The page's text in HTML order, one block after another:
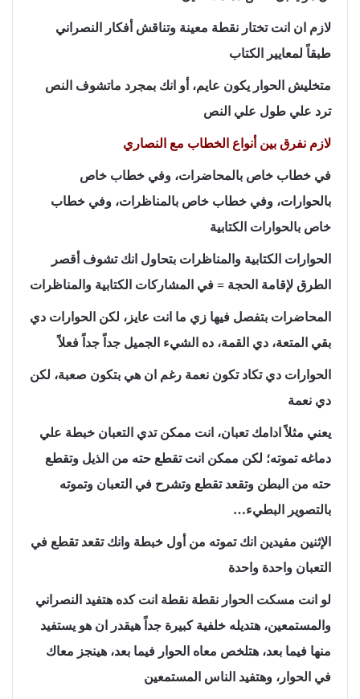
لازم ان انت تختار نقطة معينة وتناقش أفكار النصراني
طبقاً لمعايير الكتاب
متخليش الحوار يكون عايم، أو انك بمجرد ماتشوف النص
ترد علي طول علي النص
لازم نفرق بين أنواع الخطاب مع النصاري
في خطاب خاص بالمحاضرات، وفي خطاب خاص
بالحوارات، وفي خطاب خاص بالمناظرات، وفي خطاب
خاص بالحوارات الكتابية
الحوارات الكتابية والمناظرات بتحاول انك تشوف أقصر
الطرق لإقامة الحجة = في المشاركات الكتابية والمناظرات
المحاضرات بتفصل فيها زي ما انت عايز، لكن الحوارات دي
بقي المتعة، دي القمة، ده الشيء الجميل جداً جداً فعلاً
الحوارات دي تكاد تكون نعمة رغم ان هي بتكون صعبة، لكن
دي نعمة
يعني مثلاً ادامك تعبان، انت ممكن تدي التعبان خبطة علي
دماغه تموته؛ لكن ممكن انت تقطع حته من الذيل وتقطع
حته من البطن وتقعد تقطع وتشرح في التعبان وتموته
بالتصوير البطيء…
الإثنين مفيدين انك تموته من أول خبطة وانك تقعد تقطع في
التعبان واحدة واحدة
لو انت مسكت الحوار نقطة نقطة انت كده هتفيد النصراني
والمستمعين، هتديله خلفية كبيرة جداً هيقدر ان هو يستفيد
منها فيما بعد، هتلخص معاه الحوار فيما بعد، هينجز معاك
في الحوار، وهتفيد الناس المستمعين